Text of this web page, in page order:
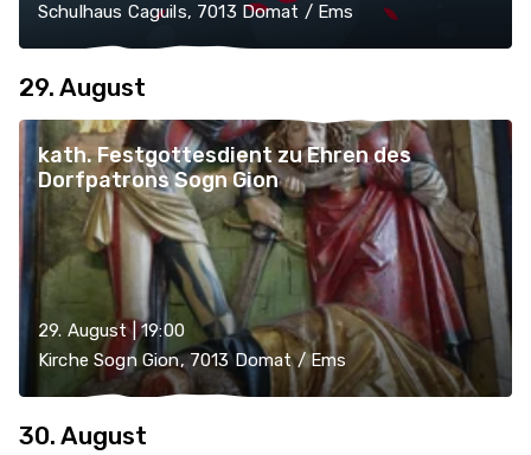
Schulhaus Caguils, 7013 Domat / Ems
29. August
kath. Festgottesdient zu Ehren des
Dorfpatrons Sogn Gion
29. August | 19:00
Kirche Sogn Gion, 7013 Domat / Ems
30. August